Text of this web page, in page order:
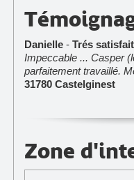
Danielle - Trés satisfait
Impeccable ... Casper
parfaitement travaillé.
31780 Castelginest
Zone